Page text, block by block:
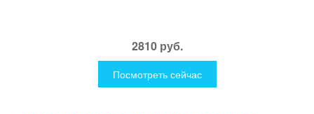
2810 руб.
Посмотреть сейчас